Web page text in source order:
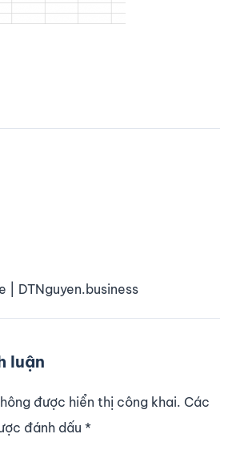
| DTNguyen.business
luận
được hiển thị công khai. Các
đánh dấu *